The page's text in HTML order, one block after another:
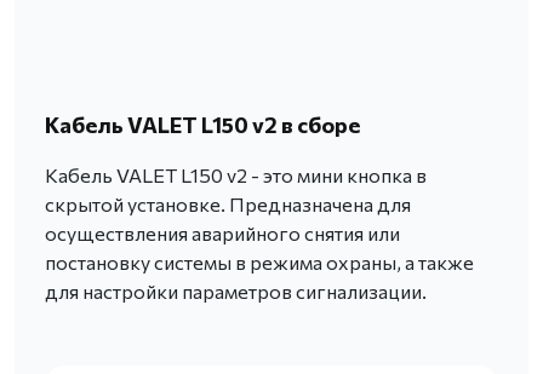
Кабель VALET L150 v2 в сборе
Кабель VALET L150 v2 - это мини кнопка в
скрытой установке. Предназначена для
осуществления аварийного снятия или
постановку системы в режима охраны, а также
для настройки параметров сигнализации.